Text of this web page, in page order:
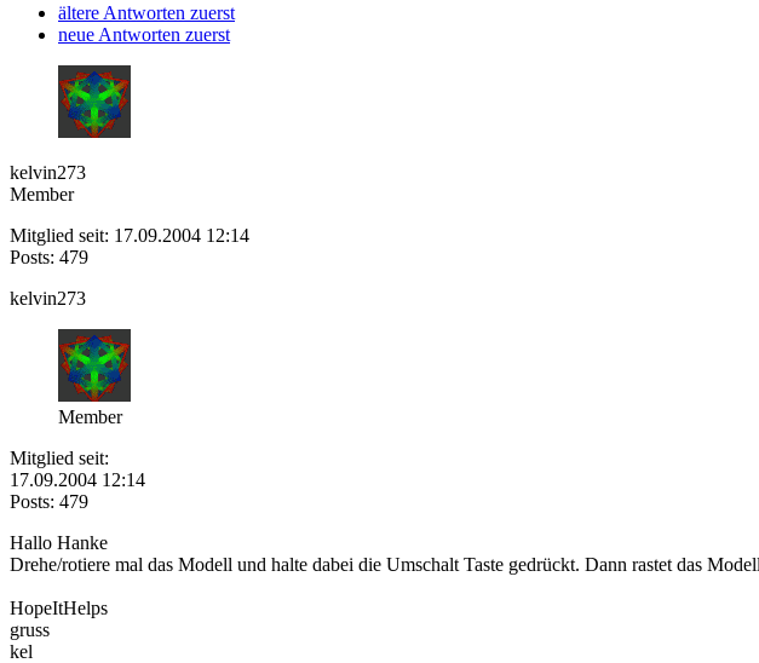
ältere Antworten zuerst
neue Antworten zuerst
kelvin273
Member
Mitglied seit: 17.09.2004 12:14
Posts: 479
kelvin273
Member
Mitglied seit:
17.09.2004 12:14
Posts: 479
Hallo Hanke
Drehe/rotiere mal das Modell und halte dabei die Umschalt Taste gedrückt. Dann rastet das
HopeItHelps
gruss
kel